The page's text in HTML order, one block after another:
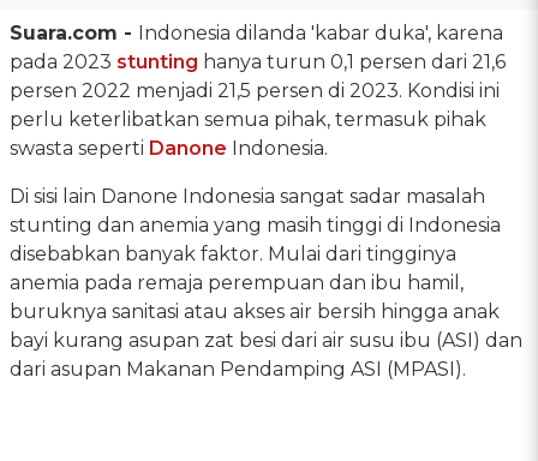
Suara.com - Indonesia dilanda 'kabar duka', karena
pada 2023 stunting hanya turun 0,1 persen dari 21,6
persen 2022 menjadi 21,5 persen di 2023. Kondisi ini
perlu keterlibatkan semua pihak, termasuk pihak
swasta seperti Danone Indonesia.
Di sisi lain Danone Indonesia sangat sadar masalah
stunting dan anemia yang masih tinggi di Indonesia
disebabkan banyak faktor. Mulai dari tingginya
anemia pada remaja perempuan dan ibu hamil,
buruknya sanitasi atau akses air bersih hingga anak
bayi kurang asupan zat besi dari air susu ibu (ASI) dan
dari asupan Makanan Pendamping ASI (MPASI).